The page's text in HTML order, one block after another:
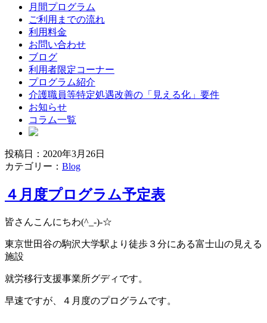
月間プログラム
ご利用までの流れ
利用料金
お問い合わせ
ブログ
利用者限定コーナー
プログラム紹介
介護職員等特定処遇改善の「見える化」要件
お知らせ
コラム一覧
ブ
ロ
グ
投稿日：2020年3月26日
カテゴリー： Blog
４月度プログラム予定表
皆さんこんにちわ(^_-)-☆
東京世田谷の駒沢大学駅より徒歩３分にある富士山の見える
施設
就労移行支援事業所グディです。
早速ですが、４月度のプログラムです。